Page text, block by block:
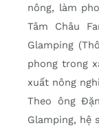
nông, làm
Tâm Châu
Glamping
phong trong
xuất nông
Theo ông
Glamping, hệ